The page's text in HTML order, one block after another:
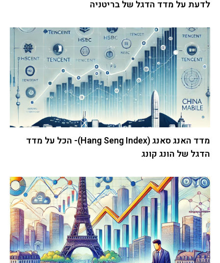
לדעת על מדד הדגל של בריטניה
מדד האנג סאנג (Hang Seng Index)- הכל על מדד
הדגל של הונג קונג